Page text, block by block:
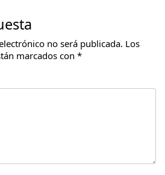
no será publicada. Los
marcados con *